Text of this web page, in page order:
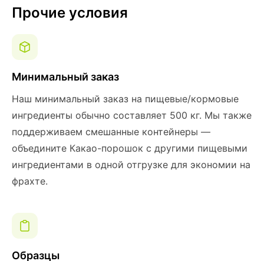
Прочие условия
Минимальный заказ
Наш минимальный заказ на пищевые/кормовые
ингредиенты обычно составляет 500 кг. Мы также
поддерживаем смешанные контейнеры —
объедините Какао-порошок с другими пищевыми
ингредиентами в одной отгрузке для экономии на
фрахте.
Образцы